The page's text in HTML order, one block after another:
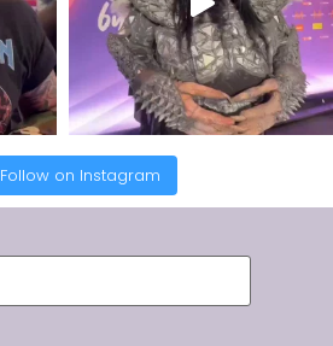
Follow on Instagram